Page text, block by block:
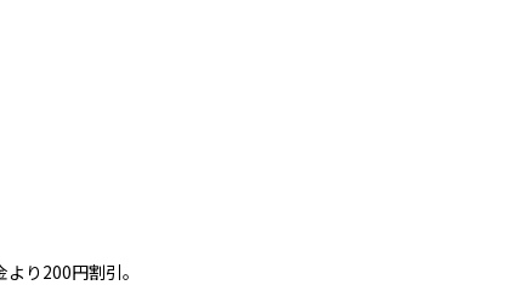
り200円割引。